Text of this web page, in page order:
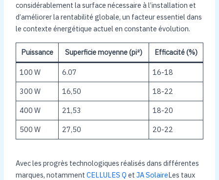
considérablement la surface nécessaire à l’installation et
d’améliorer la rentabilité globale, un facteur essentiel dans
le contexte énergétique actuel en constante évolution.
Puissance Superficie moyenne (pi²) Efficacité (%)
100 W 6.07 16-18
300 W 16,50 18-22
400 W 21,53 18-20
500 W 27,50 20-22
Avec les progrès technologiques réalisés dans différentes
marques, notamment CELLULES Q et JA SolaireLes taux